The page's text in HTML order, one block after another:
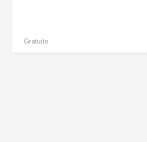
Gratuito